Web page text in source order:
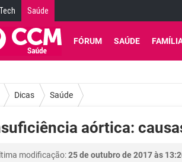
Saúde
FÓRUM SAÚDE
Dicas Saúde
aórtica:
modificação:25 de outubro de 2017 às